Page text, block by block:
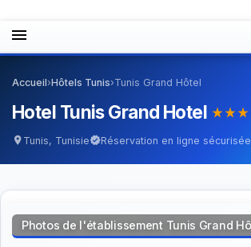
menu
Accueil›Hôtels Tunis›Tunis Grand Hôtel
Hotel Tunis Grand Hotel star_ratestar_ratestar_rate
location_on Tunis, TunisieverifiedRéservation en ligne sécurisée
Photos de l'établissement Tunis Grand